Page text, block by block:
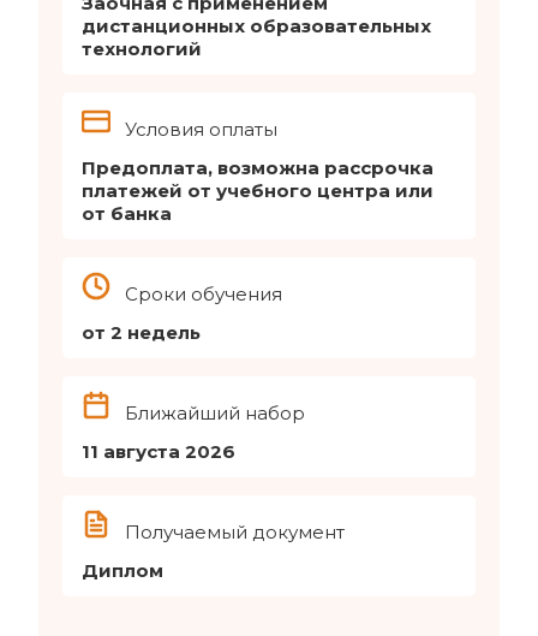
дистанционных образовательных
технологий
Условия оплаты
Предоплата, возможна рассрочка
платежей от учебного центра или
от банка
Сроки обучения
от 2 недель
Ближайший набор
11 августа 2026
Получаемый документ
Диплом